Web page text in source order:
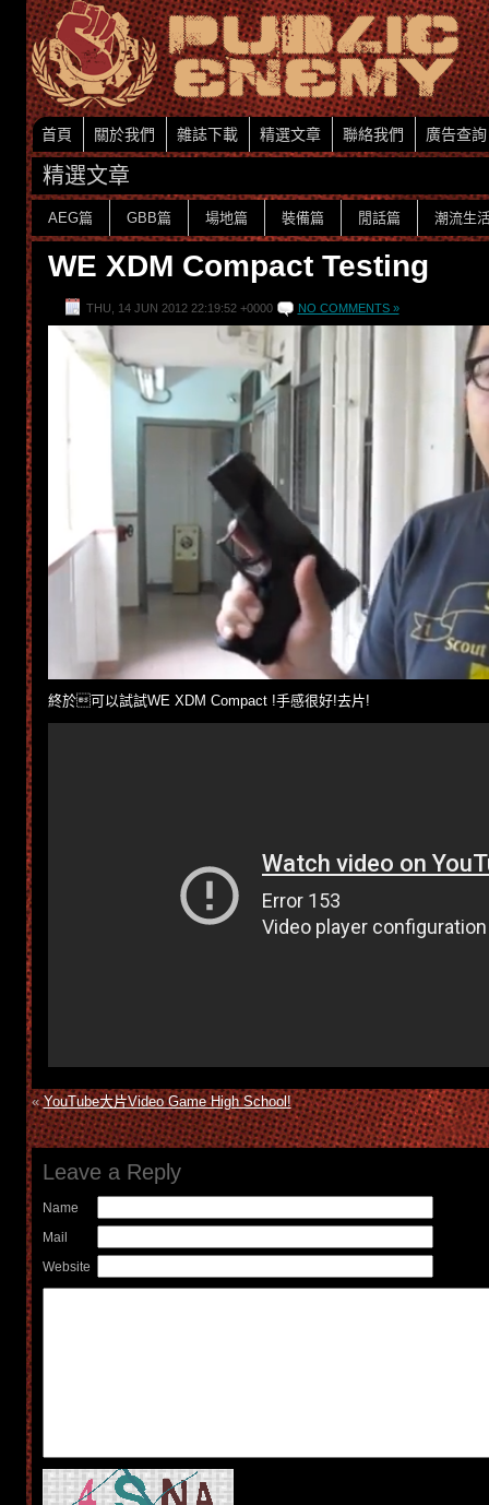
首頁 關於我們 雜誌下載 精選文章 聯絡我們 廣告查詢
精選文章
AEG篇 GBB篇 場地篇 裝備篇 閒話篇 潮流生
WE XDM Compact Testing
THU, 14 JUN 2012 22:19:52 +0000 NO COMMENTS »
終於可以試試WE XDM Compact !手感很好!去片!
«YouTube大片Video Game High School!
Leave a Reply
Name
Mail
Website